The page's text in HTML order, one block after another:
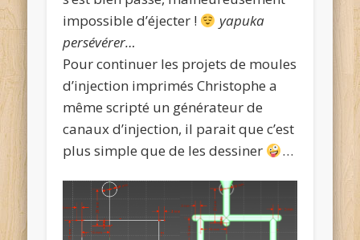
impossible d’éjecter !
yapuka
persévérer…
Pour continuer les projets de moules
d’injection imprimés Christophe a
même scripté un générateur de
canaux d’injection, il parait que c’est
plus simple que de les dessiner
…